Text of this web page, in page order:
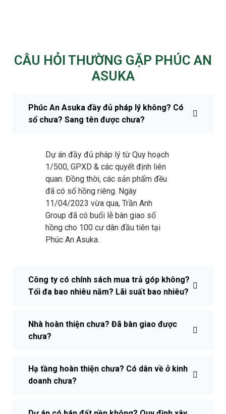
CÂU HỎI THƯỜNG GẶP PHÚC AN
ASUKA
Phúc An Asuka đầy đủ pháp lý không? Có
sổ chưa? Sang tên được chưa?
Dự án đầy đủ pháp lý từ Quy hoạch
1/500, GPXD & các quyết định liên
quan. Đồng thời, các sản phẩm đều
đã có sổ hồng riêng. Ngày
11/04/2023 vừa qua, Trần Anh
Group đã có buổi lễ bàn giao sổ
hồng cho 100 cư dân đầu tiên tại
Phúc An Asuka.
Công ty có chính sách mua trả góp không?
Tối đa bao nhiêu năm? Lãi suất bao nhiêu?
Nhà hoàn thiện chưa? Đã bàn giao được
chưa?
Hạ tầng hoàn thiện chưa? Có dân về ở kinh
doanh chưa?